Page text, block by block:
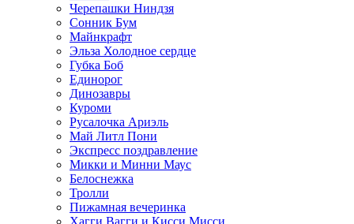
Черепашки Ниндзя
Сонник Бум
Майнкрафт
Эльза Холодное сердце
Губка Боб
Единорог
Динозавры
Куроми
Русалочка Ариэль
Май Литл Пони
Экспресс поздравление
Микки и Минни Маус
Белоснежка
Тролли
Пижамная вечеринка
Хагги Вагги и Кисси Мисси